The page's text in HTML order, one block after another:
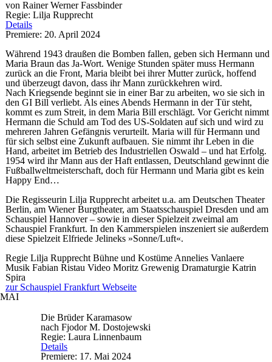
von Rainer Werner Fassbinder
Regie: Lilja Rupprecht
Details
Premiere: 20. April 2024
Während 1943 draußen die Bomben fallen, geben sich Hermann und
Maria Braun das Ja-Wort. Wenige Stunden später muss Hermann
zurück an die Front, Maria bleibt bei ihrer Mutter zurück, hoffend
und überzeugt davon, dass ihr Mann zurückkehren wird.
Nach Kriegsende beginnt sie in einer Bar zu arbeiten, wo sie sich in
den GI Bill verliebt. Als eines Abends Hermann in der Tür steht,
kommt es zum Streit, in dem Maria Bill erschlägt. Vor Gericht nimmt
Hermann die Schuld am Tod des US-Soldaten auf sich und wird zu
mehreren Jahren Gefängnis verurteilt. Maria will für Hermann und
für sich selbst eine Zukunft aufbauen. Sie nimmt ihr Leben in die
Hand, arbeitet im Betrieb des Industriellen Oswald – und hat Erfolg.
1954 wird ihr Mann aus der Haft entlassen, Deutschland gewinnt die
Fußballweltmeisterschaft, doch für Hermann und Maria gibt es kein
Happy End…
Die Regisseurin Lilja Rupprecht arbeitet u.a. am Deutschen Theater
Berlin, am Wiener Burgtheater, am Staatsschauspiel Dresden und am
Schauspiel Hannover – sowie in dieser Spielzeit zweimal am
Schauspiel Frankfurt. In den Kammerspielen inszeniert sie außerdem
diese Spielzeit Elfriede Jelineks »Sonne/Luft«.
RegieLilja Rupprecht Bühne und KostümeAnnelies Vanlaere
Musik Fabian Ristau VideoMoritz Grewenig DramaturgieKatrin
Spira
zur Schauspiel Frankfurt Webseite
MAI
Die Brüder Karamasow
nach Fjodor M. Dostojewski
Regie: Laura Linnenbaum
Details
Premiere: 17. Mai 2024